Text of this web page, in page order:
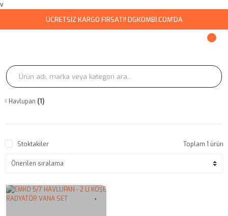
v
ÜCRETSİZ KARGO FIRSATI! DGKOMBİ.COM'DA
Havlupan (1)
Stoktakiler Toplam 1 ürün